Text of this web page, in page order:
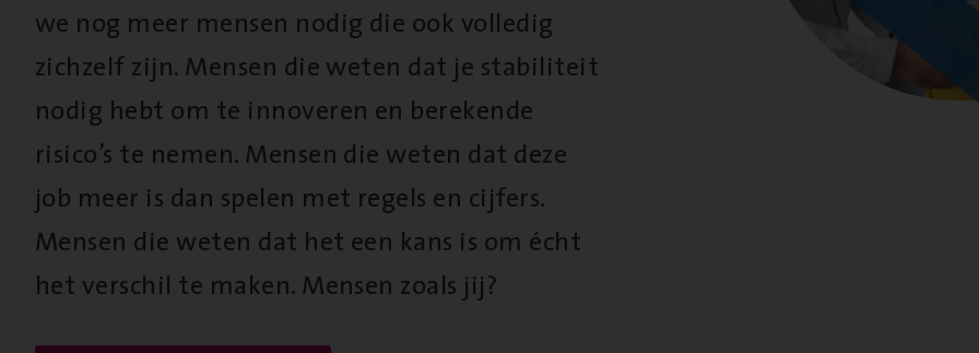
we nog meer mensen nodig die ook volledig
zichzelf zijn. Mensen die weten dat je stabiliteit
nodig hebt om te innoveren en berekende
risico’s te nemen. Mensen die weten dat deze
job meer is dan spelen met regels en cijfers.
Mensen die weten dat het een kans is om écht
het verschil te maken. Mensen zoals jij?